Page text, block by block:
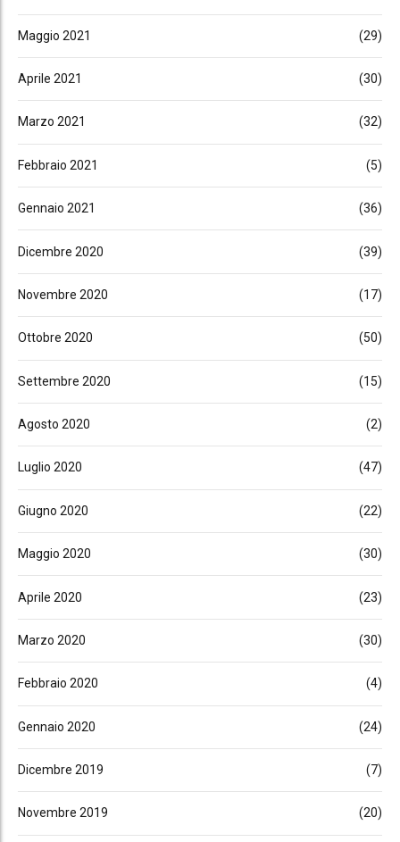
Maggio 2021 (29)
Aprile 2021 (30)
Marzo 2021 (32)
Febbraio 2021 (5)
Gennaio 2021 (36)
Dicembre 2020 (39)
Novembre 2020 (17)
Ottobre 2020 (50)
Settembre 2020 (15)
Agosto 2020 (2)
Luglio 2020 (47)
Giugno 2020 (22)
Maggio 2020 (30)
Aprile 2020 (23)
Marzo 2020 (30)
Febbraio 2020 (4)
Gennaio 2020 (24)
Dicembre 2019 (7)
Novembre 2019 (20)